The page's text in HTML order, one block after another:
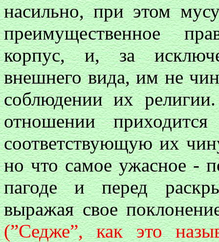
насильно, при этом
преимущественное
корпус, и, за
внешнего вида, им не
соблюдении их
отношении
соответствующую их
но что самое ужасное -
пагоде и перед
выражая свое
(”Седже”, как это